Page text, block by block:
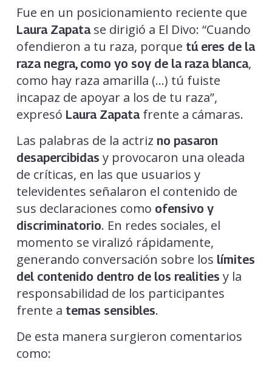
Fue en un posicionamiento reciente que
Laura Zapatase dirigió a El Divo: “Cuando
ofendieron a tu raza, porque tú eres de la
raza negra, como yo soy de la raza blanca,
como hay raza amarilla (…) tú fuiste
incapaz de apoyar a los de tu raza”,
expresó Laura Zapatafrente a cámaras.
Las palabras de la actriz no pasaron
desapercibidas y provocaron una oleada
de críticas, en las que usuarios y
televidentes señalaron el contenido de
sus declaraciones como ofensivo y
discriminatorio. En redes sociales, el
momento se viralizó rápidamente,
generando conversación sobre los límites
del contenido dentro de los realities y la
responsabilidad de los participantes
frente a temas sensibles.
De esta manera surgieron comentarios
como: